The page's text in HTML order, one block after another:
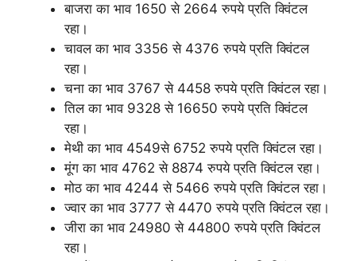
बाजरा का भाव 1650 से 2664 रुपये प्रति क्विंटल
रहा।
चावल का भाव 3356 से 4376 रुपये प्रति क्विंटल
रहा।
चना का भाव 3767 से 4458 रुपये प्रति क्विंटल रहा।
तिल का भाव 9328 से 16650 रुपये प्रति क्विंटल
रहा।
मेथी का भाव 4549से 6752 रुपये प्रति क्विंटल रहा।
मूंग का भाव 4762 से 8874 रुपये प्रति क्विंटल रहा।
मोठ का भाव 4244 से 5466 रुपये प्रति क्विंटल रहा।
ज्वार का भाव 3777 से 4470 रुपये प्रति क्विंटल रहा।
जीरा का भाव 24980 से 44800 रुपये प्रति क्विंटल
रहा।